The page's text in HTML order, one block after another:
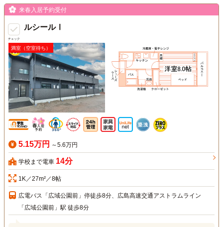
チェック
来春入居予約受付
ルシールⅠ
満室（空室待ち）
5.15万円 ～5.6万円
学校まで電車 14分
1K／27m²／8帖
広電バス「広域公園前」停徒歩8分、広島高速交通アストラムライン
「広域公園前」駅 徒歩8分